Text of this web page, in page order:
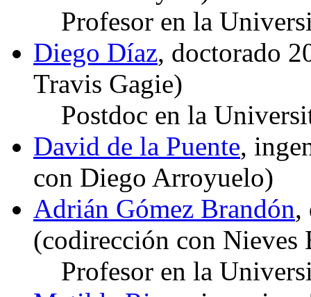
Profesor en la
Diego Díaz, doctorado
Travis Gagie)
Postdoc en la
David de la Puente,
con Diego Arroyuelo)
Adrián Gómez Brandón,
(codirección con Nieves
Profesor en la